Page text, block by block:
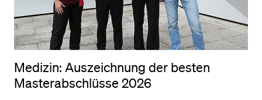
Medizin: Auszeichnung der besten
Masterabschlüsse 2026